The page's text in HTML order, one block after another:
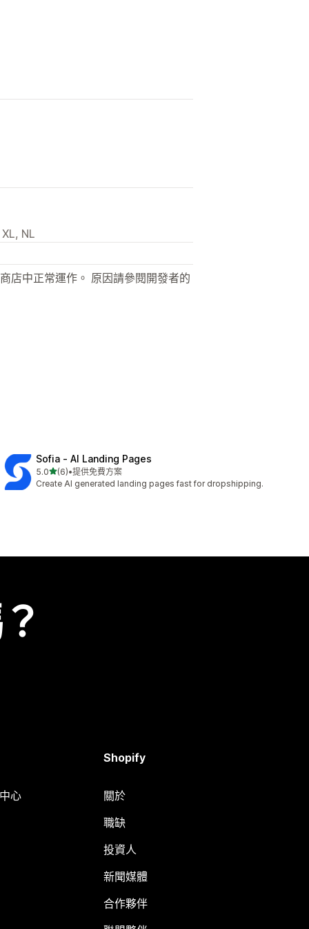
NL
店中正常運作。 原因請參閱開發者的
Sofia ‑ AI Landing Pages
5.0滿分 5 顆星
(6)
共有 6 則評價
•提供免費方案
Create AI generated landing pages fast for dropshipping.
心
Shopify
關於
職缺
投資人
新聞媒體
合作夥伴